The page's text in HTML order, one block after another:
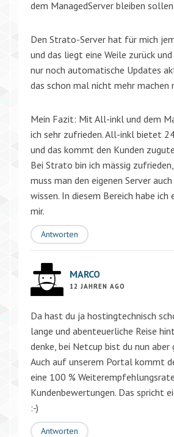
dem ManagedServer bleiben sollen.
Den Strato-Server hat für mich
und das liegt eine Weile zurück
nur noch automatische Updates
das schon mal nicht mehr machen
Mein Fazit: Mit All-inkl und dem
ich sehr zufrieden. All-inkl bietet
und das kommt den Kunden
Bei Strato bin ich mässig
muss man den eigenen Server
wissen. In diesem Bereich habe ich
mir.
Antworten
MARCO
12 JAHREN AGO
Da hast du ja hostingtechnisch
lange und abenteuerliche Reise
denke, bei Netcup bist du nun
Auch auf unserem Portal kommt
eine 100 %
Kundenbewertungen. Das spricht
:-)
Antworten